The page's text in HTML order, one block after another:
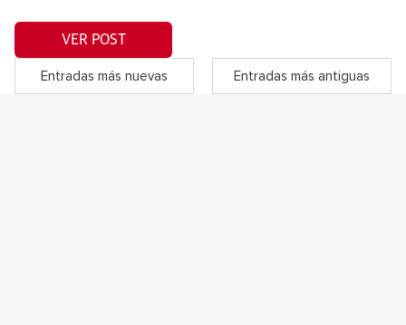
VER POST
Entradas más nuevas Entradas más antiguas